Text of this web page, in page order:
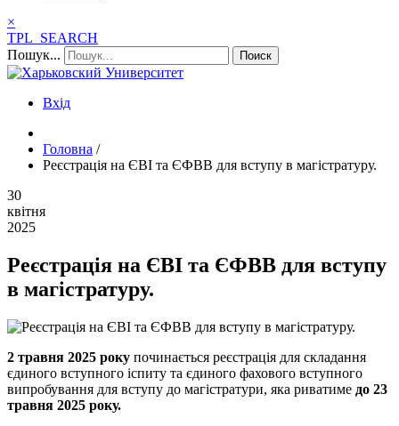
×
TPL_SEARCH
Пошук...
Поиск
Вхід
Головна /
Реєстрація на ЄВІ та ЄФВВ для вступу в магістратуру.
30
квітня
2025
Реєстрація на ЄВІ та ЄФВВ для вступу
в магістратуру.
2 травня 2025 року починається реєстрація для складання
єдиного вступного іспиту та єдиного фахового вступного
випробування для вступу до магістратури, яка риватиме до 23
травня 2025 року.